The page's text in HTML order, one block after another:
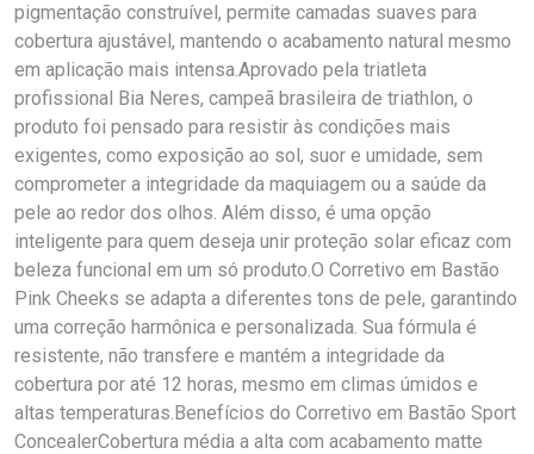
pigmentação construível, permite camadas suaves para
cobertura ajustável, mantendo o acabamento natural mesmo
em aplicação mais intensa.Aprovado pela triatleta
profissional Bia Neres, campeã brasileira de triathlon, o
produto foi pensado para resistir às condições mais
exigentes, como exposição ao sol, suor e umidade, sem
comprometer a integridade da maquiagem ou a saúde da
pele ao redor dos olhos. Além disso, é uma opção
inteligente para quem deseja unir proteção solar eficaz com
beleza funcional em um só produto.O Corretivo em Bastão
Pink Cheeks se adapta a diferentes tons de pele, garantindo
uma correção harmônica e personalizada. Sua fórmula é
resistente, não transfere e mantém a integridade da
cobertura por até 12 horas, mesmo em climas úmidos e
altas temperaturas.Benefícios do Corretivo em Bastão Sport
ConcealerCobertura média a alta com acabamento matte